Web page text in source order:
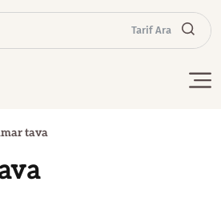
Tarif Ara
tava